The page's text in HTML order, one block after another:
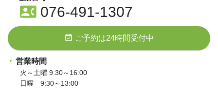
contact_phone076-491-1307
event_available ご予約は24時間受付中
営業時間
火～土曜 9:30～16:00
日曜 9:30～13:00